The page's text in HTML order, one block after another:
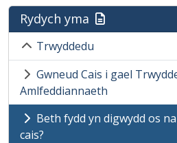
Rydych yma
Trwyddedu
Gwneud Cais i gael
Amlfeddiannaeth
Beth fydd yn digwydd os
cais?